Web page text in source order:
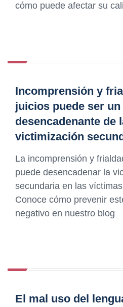
cómo puede afectar su
Incomprensión y
juicios puede ser un
desencadenante de
victimización
La incomprensión y
puede desencadenar la
secundaria en las
Conoce cómo prevenir
negativo en nuestro blog
El mal uso del